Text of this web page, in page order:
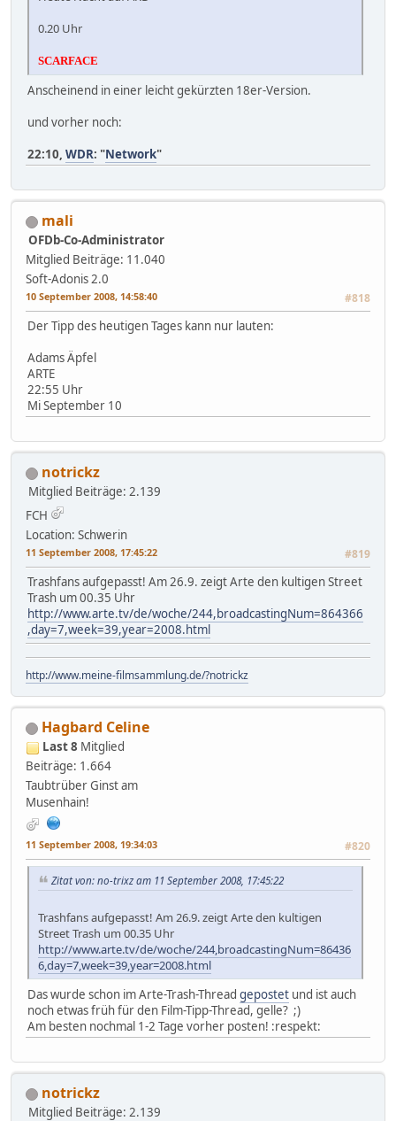
0.20 Uhr
SCARFACE
Anscheinend in einer leicht gekürzten 18er-Version.
und vorher noch:
22:10, WDR: "Network"
mali
OFDb-Co-Administrator
Mitglied Beiträge: 11.040
Soft-Adonis 2.0
10 September 2008, 14:58:40 #818
Der Tipp des heutigen Tages kann nur lauten:
Adams Äpfel
ARTE
22:55 Uhr
Mi September 10
notrickz
Mitglied Beiträge: 2.139
FCH
Location: Schwerin
11 September 2008, 17:45:22 #819
Trashfans aufgepasst! Am 26.9. zeigt Arte den kultigen Street
Trash um 00.35 Uhr
http://www.arte.tv/de/woche/244,broadcastingNum=864366
,day=7,week=39,year=2008.html
http://www.meine-filmsammlung.de/?notrickz
Hagbard Celine
Last 8 Mitglied
Beiträge: 1.664
Taubtrüber Ginst am
Musenhain!
11 September 2008, 19:34:03 #820
Zitat von: no-trixz am 11 September 2008, 17:45:22
Trashfans aufgepasst! Am 26.9. zeigt Arte den kultigen
Street Trash um 00.35 Uhr
http://www.arte.tv/de/woche/244,broadcastingNum=86436
6,day=7,week=39,year=2008.html
Das wurde schon im Arte-Trash-Thread gepostet und ist auch
noch etwas früh für den Film-Tipp-Thread, gelle? ;)
Am besten nochmal 1-2 Tage vorher posten! :respekt:
notrickz
Mitglied Beiträge: 2.139